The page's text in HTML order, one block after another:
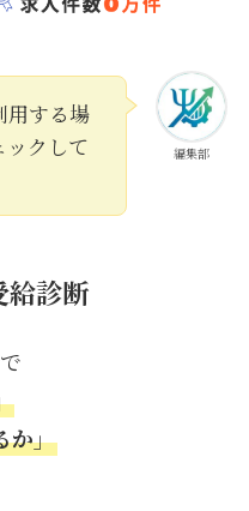
編集部
用する場
クして
診断
か」